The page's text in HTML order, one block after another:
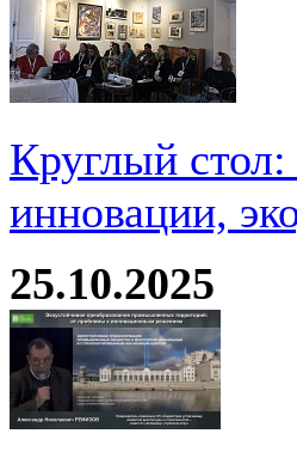
Круглый
инновации,
25.10.2025